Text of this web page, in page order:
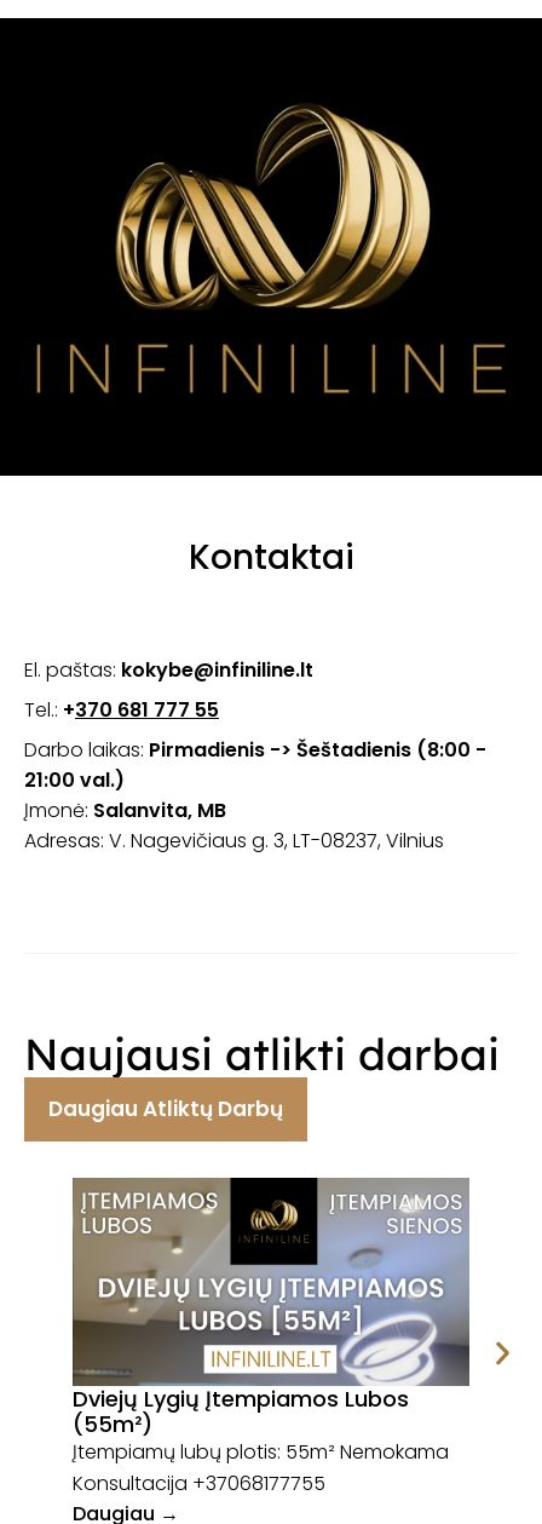
Kontaktai
El. paštas: kokybe@infiniline.lt
Tel.: +‭370 681 777 55‬
Darbo laikas: Pirmadienis -> Šeštadienis (8:00 -
21:00 val.)
Įmonė: Salanvita, MB
Adresas: V. Nagevičiaus g. 3, LT-08237, Vilnius​
Naujausi atlikti darbai
Daugiau Atliktų Darbų
Dviejų Lygių Įtempiamos Lubos
(55m²)
Įtempiamų lubų plotis: 55m² Nemokama
Konsultacija +37068177755‬‬
Daugiau →